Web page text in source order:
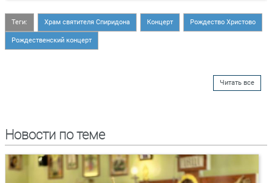
Теги: Храм святителя Спиридона Концерт Рождество Христово
Рождественский концерт
Читать все
Новости по теме